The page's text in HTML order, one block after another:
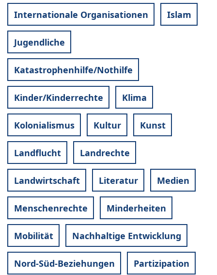
Internationale Organisationen Islam
Jugendliche
Katastrophenhilfe/Nothilfe
Kinder/Kinderrechte Klima
Kolonialismus Kultur Kunst
Landflucht Landrechte
Landwirtschaft Literatur Medien
Menschenrechte Minderheiten
Mobilität Nachhaltige Entwicklung
Nord-Süd-Beziehungen Partizipation